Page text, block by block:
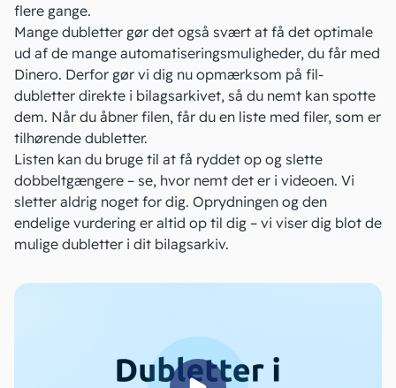
flere gange.
Mange dubletter gør det også svært at få det optimale
ud af de mange automatiseringsmuligheder, du får med
Dinero. Derfor gør vi dig nu opmærksom på fil-
dubletter direkte i bilagsarkivet, så du nemt kan spotte
dem. Når du åbner filen, får du en liste med filer, som er
tilhørende dubletter.
Listen kan du bruge til at få ryddet op og slette
dobbeltgængere – se, hvor nemt det er i videoen. Vi
sletter aldrig noget for dig. Oprydningen og den
endelige vurdering er altid op til dig – vi viser dig blot de
mulige dubletter i dit bilagsarkiv.